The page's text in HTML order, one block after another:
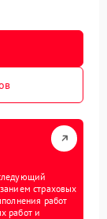
страховых
работ
работ и